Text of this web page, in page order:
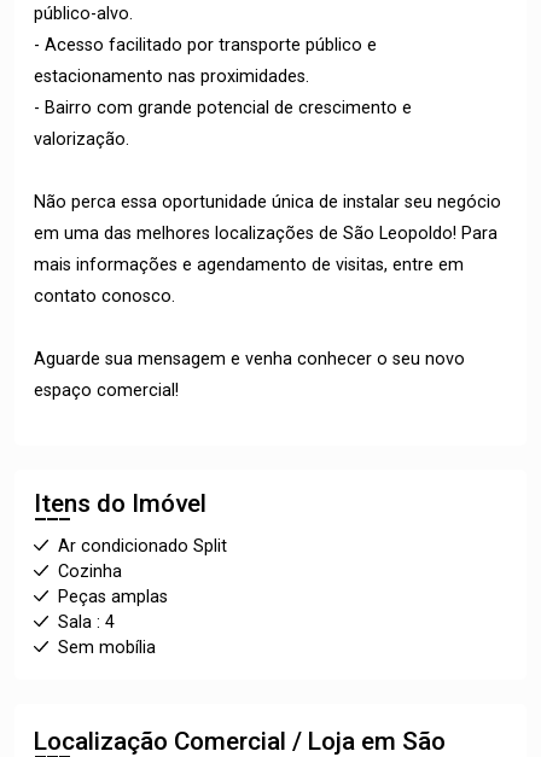
público-alvo.
- Acesso facilitado por transporte público e
estacionamento nas proximidades.
- Bairro com grande potencial de crescimento e
valorização.
Não perca essa oportunidade única de instalar seu negócio
em uma das melhores localizações de São Leopoldo! Para
mais informações e agendamento de visitas, entre em
contato conosco.
Aguarde sua mensagem e venha conhecer o seu novo
espaço comercial!
Itens do Imóvel
Ar condicionado Split
Cozinha
Peças amplas
Sala : 4
Sem mobília
Localização Comercial / Loja em São